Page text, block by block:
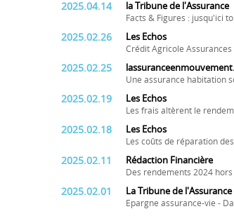
2025.04.14 la Tribune de l'Assurance
Facts & Figures : jusqu'ici
2025.02.26 Les Echos
Crédit Agricole
2025.02.25
Une assurance habitation
2025.02.19 Les Echos
Les frais altèrent le
2025.02.18 Les Echos
Les coûts de réparation
2025.02.11 Rédaction Financière
Des rendements 2024
2025.02.01 La Tribune de l'Assurance
Epargne assurance-vie -